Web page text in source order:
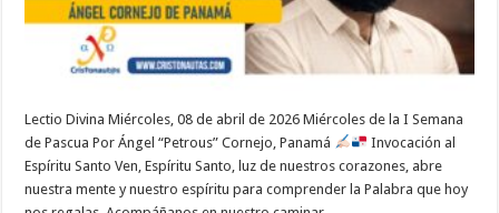
Lectio Divina Miércoles, 08 de abril de 2026 Miércoles de la I Semana
de Pascua Por Ángel “Petrous” Cornejo, Panamá
Invocación al
Espíritu Santo Ven, Espíritu Santo, luz de nuestros corazones, abre
nuestra mente y nuestro espíritu para comprender la Palabra que hoy